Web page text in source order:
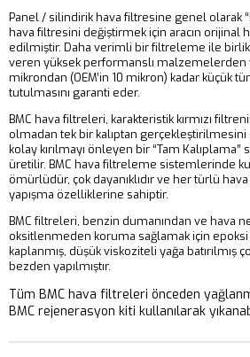
Panel / silindirik hava filtresine genel olarak
hava filtresini değiştirmek için aracın orijinal
edilmiştir. Daha verimli bir filtreleme ile
veren yüksek performanslı malzemelerden
mikrondan (OEM’in 10 mikron) kadar küçük
tutulmasını garanti eder.
BMC hava filtreleri, karakteristik kırmızı
olmadan tek bir kalıptan
kolay kırılmayı önleyen bir “Tam Kalıplama”
üretilir. BMC hava filtreleme sistemlerinde
ömürlüdür, çok dayanıklıdır ve her türlü
yapışma özelliklerine sahiptir.
BMC filtreleri, benzin dumanından ve hava
oksitlenmeden koruma sağlamak için epoksi
kaplanmış, düşük viskoziteli yağa batırılmış
bezden yapılmıştır.
Tüm BMC hava filtreleri önceden
BMC rejenerasyon kiti kullanılarak